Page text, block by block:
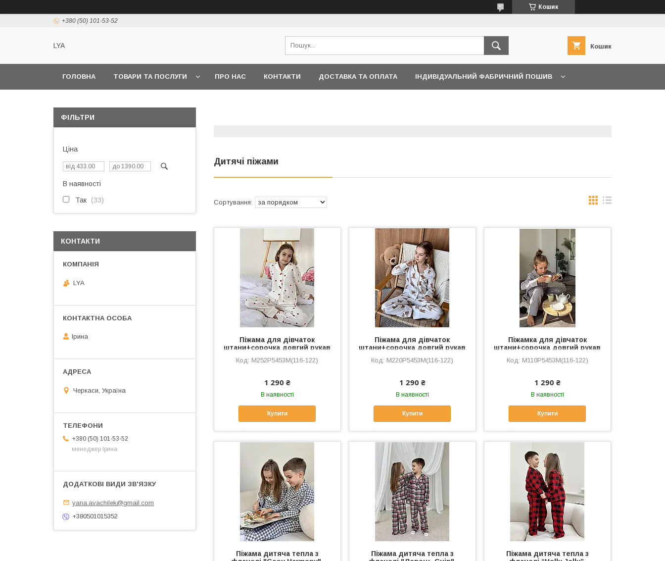
Кошик
+380 (50) 101-53-52
LYA Кошик
ГОЛОВНА ТОВАРИ ТА ПОСЛУГИ ПРО НАС КОНТАКТИ ДОСТАВКА ТА ОПЛАТА ІНДИВІДУАЛЬНИЙ ФАБРИЧНИЙ ПОШИВ
Дитячі піжами
Піжама для дівчаток
штани+сорочка довгий рукав
M252P5453M(116-122)
1 290 ₴
В наявності
Купити
Піжама для дівчаток
штани+сорочка довгий рукав
M220P5453M(116-122)
1 290 ₴
В наявності
Купити
Піжамка для дівчаток
штани+сорочка довгий рукав
M110P5453M(116-122)
1 290 ₴
В наявності
Купити
Піжама дитяча тепла з
Піжама дитяча тепла з
Піжама дитяча тепла з
ФІЛЬТРИ
Ціна
В наявності
Так 33
КОНТАКТИ
LYA
Ірина
Черкаси, Україна
+380 (50) 101-53-52
менеджер Ірина
yana.avachilek@gmail.com
+380501015352